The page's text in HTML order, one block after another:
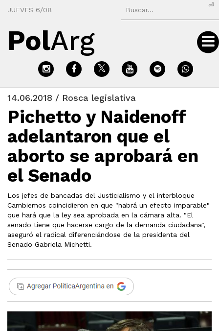
JUEVES 6/08
⏎
PolArg
14.06.2018 / Rosca legislativa
Pichetto y Naidenoff
adelantaron que el
aborto se aprobará en
el Senado
Los jefes de bancadas del Justicialismo y el interbloque
Cambiemos coincidieron en que "habrá un efecto imparable"
que hará que la ley sea aprobada en la cámara alta. "El
senado tiene que hacerse cargo de la demanda ciudadana",
aseguró el radical diferenciándose de la presidenta del
Senado Gabriela Michetti.